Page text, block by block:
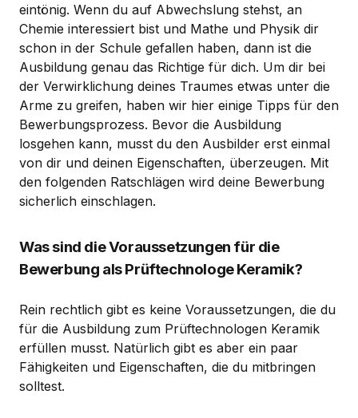
eintönig. Wenn du auf Abwechslung stehst, an
Chemie interessiert bist und Mathe und Physik dir
schon in der Schule gefallen haben, dann ist die
Ausbildung genau das Richtige für dich. Um dir bei
der Verwirklichung deines Traumes etwas unter die
Arme zu greifen, haben wir hier einige Tipps für den
Bewerbungsprozess. Bevor die Ausbildung
losgehen kann, musst du den Ausbilder erst einmal
von dir und deinen Eigenschaften, überzeugen. Mit
den folgenden Ratschlägen wird deine Bewerbung
sicherlich einschlagen.
Was sind die Voraussetzungen für die
Bewerbung als Prüftechnologe Keramik?
Rein rechtlich gibt es keine Voraussetzungen, die du
für die Ausbildung zum Prüftechnologen Keramik
erfüllen musst. Natürlich gibt es aber ein paar
Fähigkeiten und Eigenschaften, die du mitbringen
solltest.